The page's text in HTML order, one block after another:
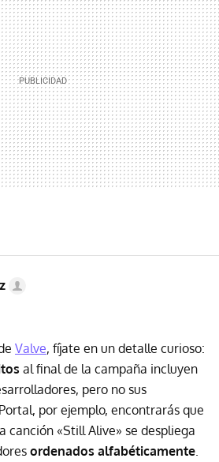
Valve, fíjate en un detalle curioso:
al final de la campaña incluyen
pero no sus
por ejemplo, encontrarás que
canción «Still Alive» se despliega
ordenados alfabéticamente.